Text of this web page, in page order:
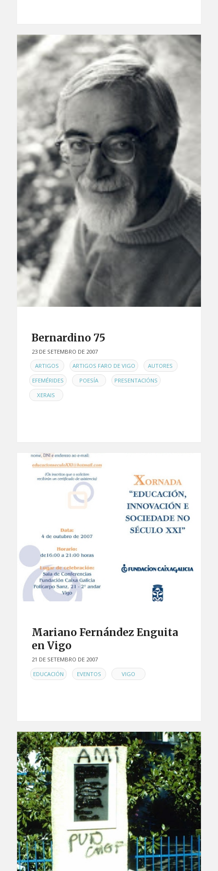
Bernardino 75
23 DE SETEMBRO DE 2007
EN ARTIGOS , ARTIGOS FARO DE VIGO , AUTORES ,
EFEMÉRIDES , POESÍA , PRESENTACIÓNS ,
XERAIS
Mariano Fernández Enguita
en Vigo
21 DE SETEMBRO DE 2007
ENEDUCACIÓN , EVENTOS , VIGO